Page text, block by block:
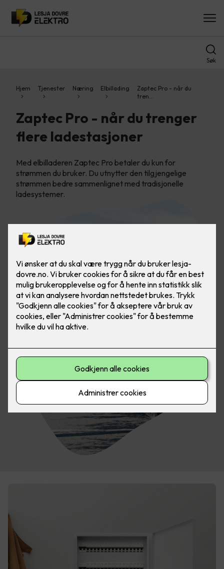
Søk
Hjem Tjenester Næring Elbillading
Zaptec Pro - når du
tren…
Zaptec Pro - når du trenger
flere ladestasjoner
Med elbilladeren Zaptec Pro betaler du kun for
strømmen du bruker. Du utnytter den tilgjengelige
strømmen bedre sammenlignet med tradisjonelle
ladesystemer.